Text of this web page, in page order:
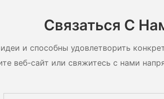
Связаться С
и способны удовлетворить
веб-сайт или свяжитесь с нами